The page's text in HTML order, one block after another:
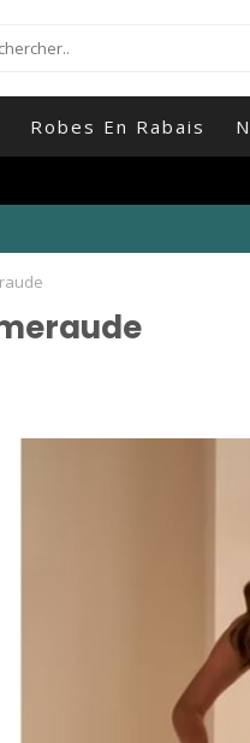
Robes En Rabais